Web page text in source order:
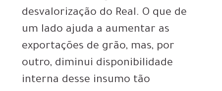
desvalorização do Real. O que de
um lado ajuda a aumentar as
exportações de grão, mas, por
outro, diminui disponibilidade
interna desse insumo tão